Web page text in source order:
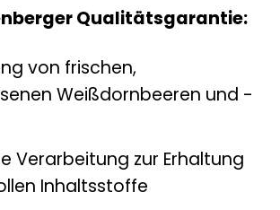
Qualitätsgarantie:
von frischen,
Weißdornbeeren und -
Verarbeitung zur Erhaltung
Inhaltsstoffe